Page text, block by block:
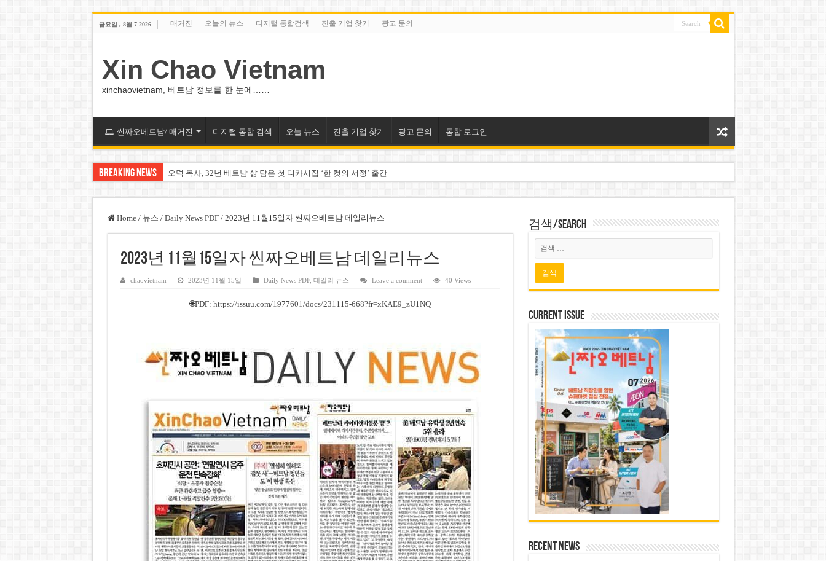
금요일 , 8월 7 2026 매거진 오늘의 뉴스 디지털 통합검색 진출 기업 찾기 광고 문의
Xin Chao Vietnam
xinchaovietnam, 베트남 정보를 한 눈에……
씬짜오베트남/ 매거진 디지털 통합 검색 오늘 뉴스 진출 기업 찾기 광고 문의 통합 로그인
Breaking News 오덕 목사, 32년 베트남 삶 담은 첫 디카시집 ‘한 컷의 서정’ 출간
MWG 대표 “올해 이익 목표 9조2천억동, 2~3개월 조기 달성 자신”
FIFA 인판티노 회장, 유럽 축구계·북미 정치권 불신임 압박 직면
미화원 쪽방 휴게실 논란…허리도 못 펴는 열악한 환경
호찌민시, 올해 국경절 연휴 5일 연속 휴무 확정… 8월 29일~9월 2일
우크라이나 전황 1,623일: 키이우, 탄도미사일 요격 실패…드론, 모스크바 집중 공격
조세심판원, 배우 유연석 30억 세금 불복 청구 기각
Home / 뉴스 / Daily News PDF / 2023년 11월15일자 씬짜오베트남 데일리뉴스
2023년 11월15일자 씬짜오베트남 데일리뉴스
chaovietnam 2023년 11월 15일 Daily News PDF, 데일리 뉴스 Leave a comment 40 Views
🌐PDF: https://issuu.com/1977601/docs/231115-668?fr=xKAE9_zU1NQ
검색/Search
Current Issue
Recent News